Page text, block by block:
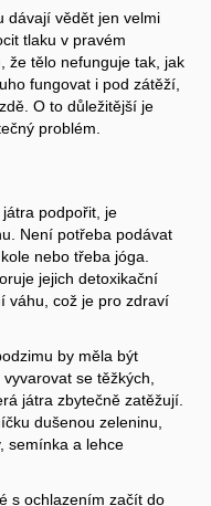
dávají vědět jen velmi
tlaku v pravém
že tělo nefunguje tak, jak
fungovat i pod zátěží,
O to důležitější je
problém.
podpořit, je
Není potřeba podávat
nebo třeba jóga.
jejich detoxikační
váhu, což je pro zdraví
by měla být
se těžkých,
játra zbytečně zatěžují.
dušenou zeleninu,
semínka a lehce
s ochlazením začít do